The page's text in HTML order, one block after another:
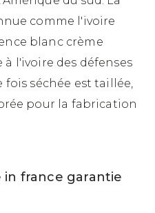
comme l'ivoire
blanc crème
l'ivoire des défenses
séchée est taillée,
pour la fabrication
in france garantie